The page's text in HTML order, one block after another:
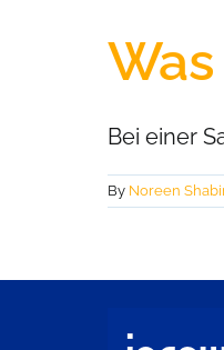
Bei einer
By Noreen